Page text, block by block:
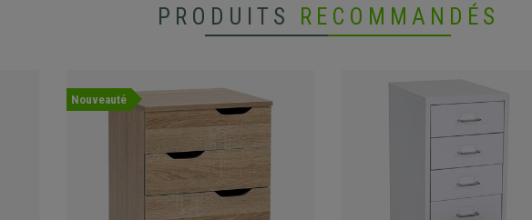
PRODUITS RECOMMANDÉS
Nouveauté